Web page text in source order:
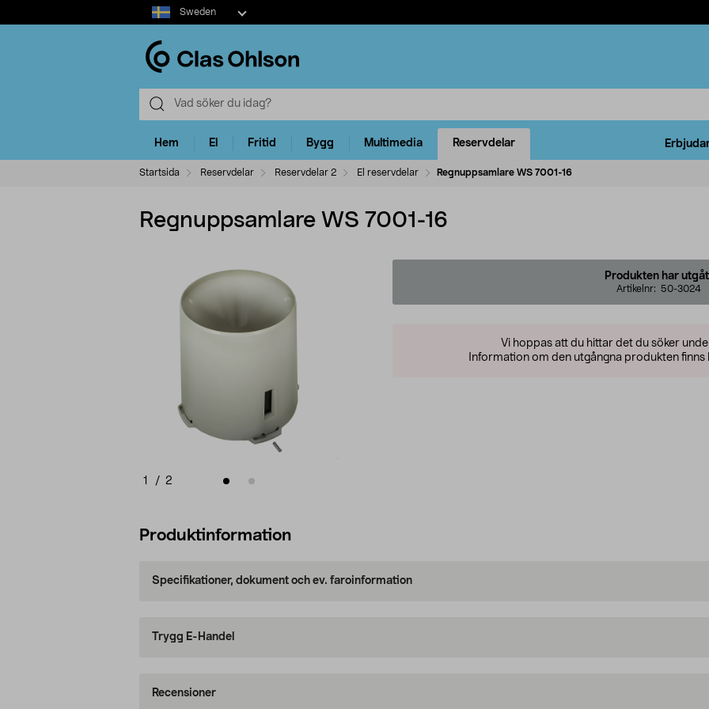
Select
market
Sweden
Hem El Fritid Bygg Multimedia Reservdelar
Startsida Reservdelar Reservdelar 2 El reservdelar Regnuppsamlare WS 7001-16
Regnuppsamlare WS 7001-16
1 / 2
Produkten har
Artikelnr: 50-3024
Vi hoppas att du hittar det du söker
Information om den utgångna produkten finns
Produktinformation
Specifikationer, dokument och ev. faroinformation
Trygg E-Handel
Recensioner